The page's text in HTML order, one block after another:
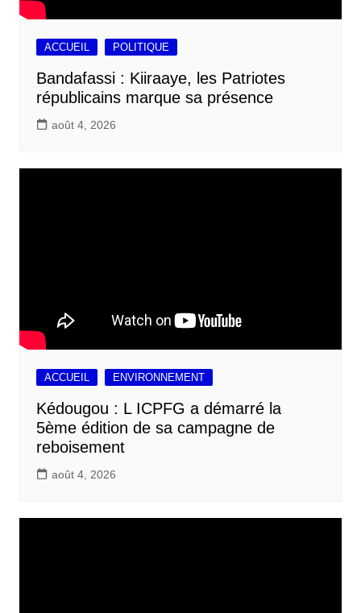
ACCUEIL POLITIQUE
Bandafassi : Kiiraaye, les Patriotes
républicains marque sa présence
août 4, 2026
ACCUEIL ENVIRONNEMENT
Kédougou : L ICPFG a démarré la
5ème édition de sa campagne de
reboisement
août 4, 2026